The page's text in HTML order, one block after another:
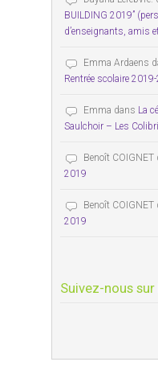
BUILDING 2019”
d’enseignants, amis
Emma Ardaens
Rentrée scolaire
Emma dans La
Saulchoir – Les
Benoît COIGNET
2019
Benoît COIGNET
2019
Suivez-nous